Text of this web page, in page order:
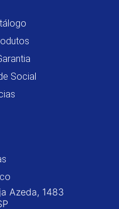
Social
Azeda, 1483